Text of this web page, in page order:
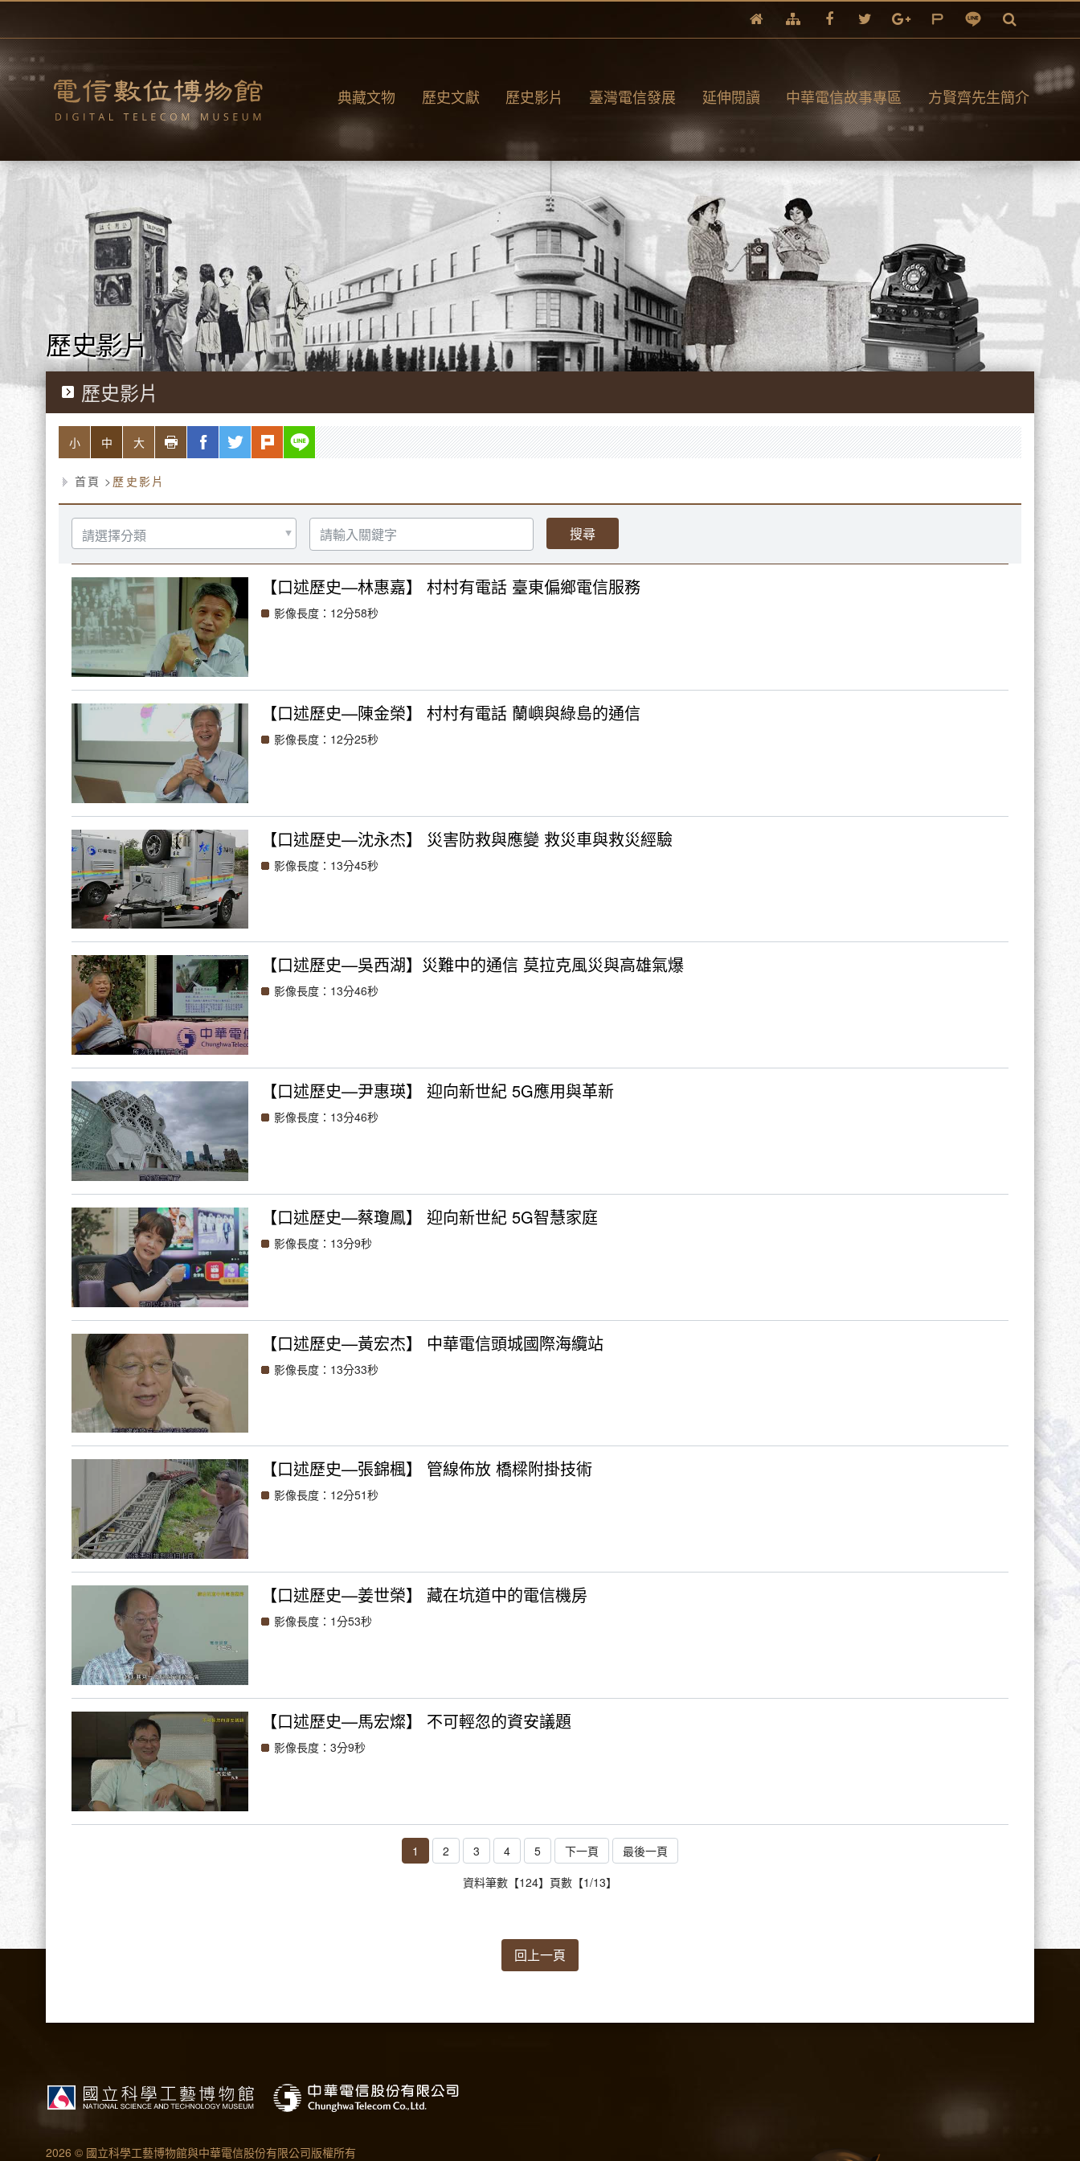
跳
要
內
容
典藏文物 歷史文獻 歷史影片 臺灣電信發展 延伸閱讀 中華電信故事專區 方賢齊先生簡介
歷史影片
歷史影片
略過字型切換，社群分享工具列
小 中 大 列印 facebook
twitter plurk line
首頁 歷史影片
選
擇
分
類
請
輸
入
關
字
【口述歷史—林惠嘉】 村村有電話 臺東偏鄉電信服務
影像長度：12分58秒
【口述歷史—陳金榮】 村村有電話 蘭嶼與綠島的通信
影像長度：12分25秒
【口述歷史—沈永杰】 災害防救與應變 救災車與救災經驗
影像長度：13分45秒
【口述歷史—吳西湖】災難中的通信 莫拉克風災與高雄氣爆
影像長度：13分46秒
【口述歷史—尹惠瑛】 迎向新世紀 5G應用與革新
影像長度：13分46秒
【口述歷史—蔡瓊鳳】 迎向新世紀 5G智慧家庭
影像長度：13分9秒
【口述歷史—黃宏杰】 中華電信頭城國際海纜站
影像長度：13分33秒
【口述歷史—張錦楓】 管線佈放 橋樑附掛技術
影像長度：12分51秒
【口述歷史—姜世榮】 藏在坑道中的電信機房
影像長度：1分53秒
【口述歷史—馬宏燦】 不可輕忽的資安議題
影像長度：3分9秒
1 2 3 4 5 下一頁
最後一頁
資料筆數【124】頁數【1/13】
回上一頁
2026 © 國立科學工藝博物館與中華電信股份有限公司版權所有